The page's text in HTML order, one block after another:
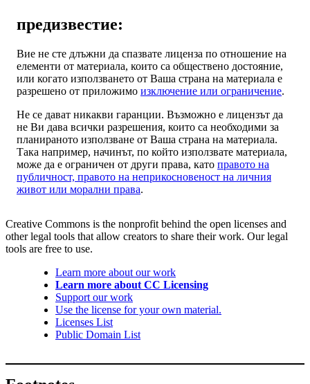
предизвестие:
Вие не сте длъжни да спазвате лиценза по отношение на
елементи от материала, които са обществено достояние,
или когато използването от Ваша страна на материала е
разрешено от приложимо изключение или ограничение.
Не се дават никакви гаранции. Възможно е лицензът да
не Ви дава всички разрешения, които са необходими за
планираното използване от Ваша страна на материала.
Така например, начинът, по който използвате материала,
може да е ограничен от други права, като правото на
публичност, правото на неприкосновеност на личния
живот или морални права.
Creative Commons is the nonprofit behind the open licenses and
other legal tools that allow creators to share their work. Our legal
tools are free to use.
Learn more about our work
Learn more about CC Licensing
Support our work
Use the license for your own material.
Licenses List
Public Domain List